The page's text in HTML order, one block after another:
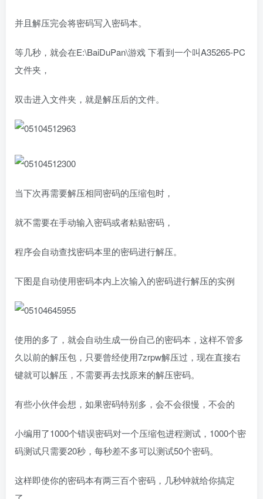
并且解压完会将密码写入密码本。
等几秒，就会在E:\BaiDuPan\游戏 下看到一个叫A35265-PC
文件夹，
双击进入文件夹，就是解压后的文件。
当下次再需要解压相同密码的压缩包时，
就不需要在手动输入密码或者粘贴密码，
程序会自动查找密码本里的密码进行解压。
下图是自动使用密码本内上次输入的密码进行解压的实例
使用的多了，就会自动生成一份自己的密码本，这样不管多
久以前的解压包，只要曾经使用7zrpw解压过，现在直接右
键就可以解压，不需要再去找原来的解压密码。
有些小伙伴会想，如果密码特别多，会不会很慢，不会的
小编用了1000个错误密码对一个压缩包进程测试，1000个密
码测试只需要20秒，每秒差不多可以测试50个密码。
这样即使你的密码本有两三百个密码，几秒钟就给你搞定